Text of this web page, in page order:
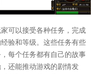
可以接受各种任务，完成
验和等级。这些任务有些
每个任务都有自己的故事
还能推动游戏的剧情发